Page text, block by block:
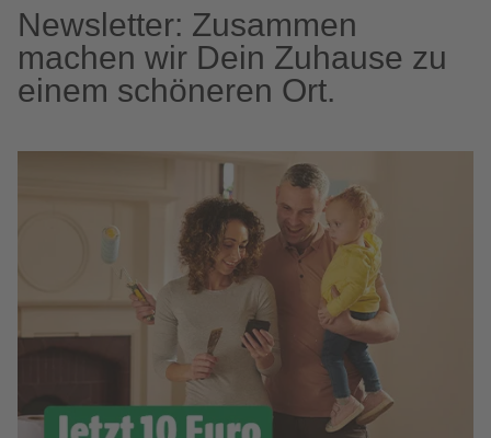
Newsletter: Zusammen
machen wir Dein Zuhause zu
einem schöneren Ort.